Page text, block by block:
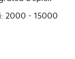
2000 - 15000